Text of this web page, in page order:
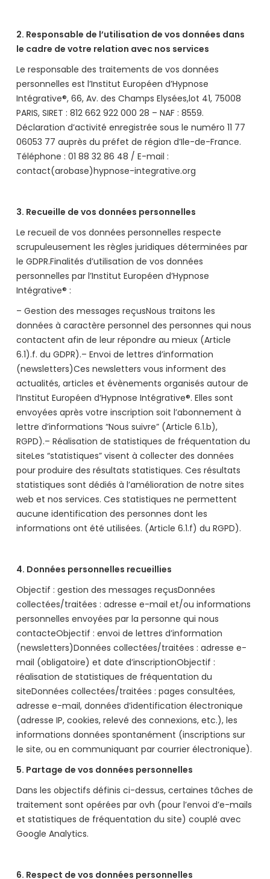
2. Responsable de l’utilisation de vos données dans
le cadre de votre relation avec nos services
Le responsable des traitements de vos données
personnelles est l’Institut Européen d’Hypnose
Intégrative®, 66, Av. des Champs Elysées,lot 41, 75008
PARIS, SIRET : 812 662 922 000 28 – NAF : 8559.
Déclaration d’activité enregistrée sous le numéro 11 77
06053 77 auprès du préfet de région d’Ile-de-France.
Téléphone : 01 88 32 86 48 / E-mail :
contact(arobase)hypnose-integrative.org
3. Recueille de vos données personnelles
Le recueil de vos données personnelles respecte
scrupuleusement les règles juridiques déterminées par
le GDPR.Finalités d’utilisation de vos données
personnelles par l’Institut Européen d’Hypnose
Intégrative® :
– Gestion des messages reçusNous traitons les
données à caractère personnel des personnes qui nous
contactent afin de leur répondre au mieux (Article
6.1).f. du GDPR).– Envoi de lettres d’information
(newsletters)Ces newsletters vous informent des
actualités, articles et évènements organisés autour de
l’Institut Européen d’Hypnose Intégrative®. Elles sont
envoyées après votre inscription soit l’abonnement à
lettre d’informations “Nous suivre” (Article 6.1.b),
RGPD).– Réalisation de statistiques de fréquentation du
siteLes “statistiques” visent à collecter des données
pour produire des résultats statistiques. Ces résultats
statistiques sont dédiés à l’amélioration de notre sites
web et nos services. Ces statistiques ne permettent
aucune identification des personnes dont les
informations ont été utilisées. (Article 6.1.f) du RGPD).
4. Données personnelles recueillies
Objectif : gestion des messages reçusDonnées
collectées/traitées : adresse e-mail et/ou informations
personnelles envoyées par la personne qui nous
contacteObjectif : envoi de lettres d’information
(newsletters)Données collectées/traitées : adresse e-
mail (obligatoire) et date d’inscriptionObjectif :
réalisation de statistiques de fréquentation du
siteDonnées collectées/traitées : pages consultées,
adresse e-mail, données d’identification électronique
(adresse IP, cookies, relevé des connexions, etc.), les
informations données spontanément (inscriptions sur
le site, ou en communiquant par courrier électronique).
5. Partage de vos données personnelles
Dans les objectifs définis ci-dessus, certaines tâches de
traitement sont opérées par ovh (pour l’envoi d’e-mails
et statistiques de fréquentation du site) couplé avec
Google Analytics.
6. Respect de vos données personnelles